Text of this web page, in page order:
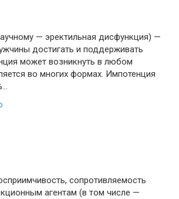
— эректильная дисфункция) —
достигать и поддерживать
может возникнуть в любом
во многих формах. Импотенция
сопротивляемость
агентам (в том числе —